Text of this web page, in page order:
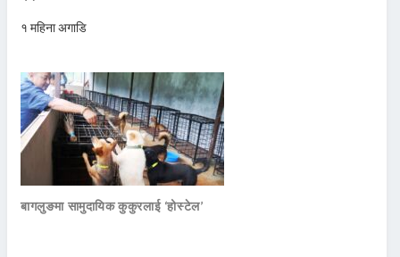
१ महिना अगाडि
बागलुङमा सामुदायिक कुकुरलाई ‘होस्टेल’